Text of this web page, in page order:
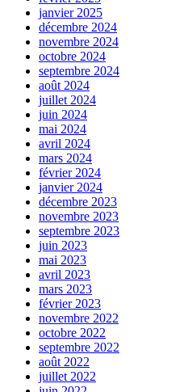
janvier 2025
décembre 2024
novembre 2024
octobre 2024
septembre 2024
août 2024
juillet 2024
juin 2024
mai 2024
avril 2024
mars 2024
février 2024
janvier 2024
décembre 2023
novembre 2023
septembre 2023
juin 2023
mai 2023
avril 2023
mars 2023
février 2023
novembre 2022
octobre 2022
septembre 2022
août 2022
juillet 2022